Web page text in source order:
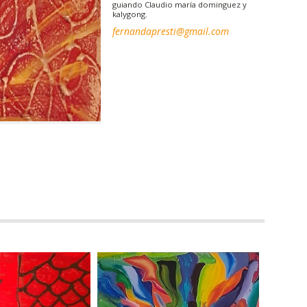
guiando Claudio maría dominguez y
kalygong.
fernandapresti@gmail.com